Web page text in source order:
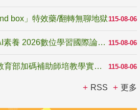
115-08-06
box」特效藥/翻轉無聊地獄
115-08-06
匯聚全球視野深化師生AI素養 2026數位學習國際論壇高雄登場
115-08-06
深化師培與現場連結！教育部加碼補助師培教學實踐研究 10月師培國際研討會交流教學實踐經驗
RSS 更多